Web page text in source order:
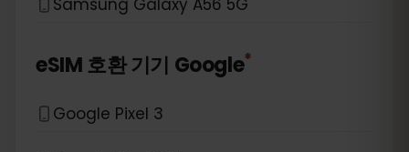
eSIM 호환 기기 Google*
Google Pixel 3